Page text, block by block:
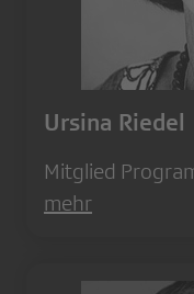
Ursina Riedel
Mitglied
mehr